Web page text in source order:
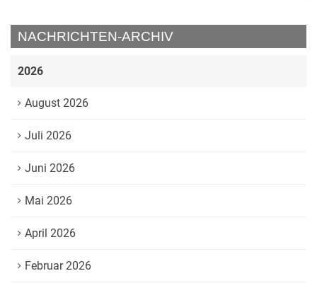
NACHRICHTEN-ARCHIV
2026
August 2026
Juli 2026
Juni 2026
Mai 2026
April 2026
Februar 2026